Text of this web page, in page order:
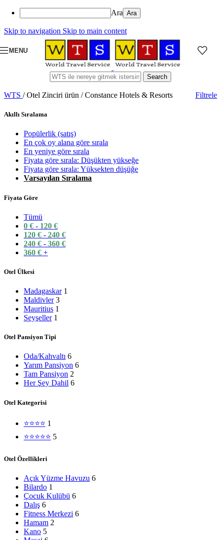
Ara
Skip to navigation Skip to main content
MENU
Search
WTS / Otel Zinciri ürün / Constance Hotels & Resorts Filtrele
Akıllı Sıralama
Popülerlik (satış)
En çok oy alana göre sırala
En yeniye göre sırala
Fiyata göre sırala: Düşükten yükseğe
Fiyata göre sırala: Yüksekten düşüğe
Varsayılan Sıralama
Fiyata Göre
Tümü
0 € - 120 €
120 € - 240 €
240 € - 360 €
360 € +
Otel Ülkesi
Madagaskar 1
Maldivler 3
Mauritius 1
Seyşeller 1
Otel Pansiyon Tipi
Oda/Kahvaltı 6
Yarım Pansiyon 6
Tam Pansiyon 2
Her Şey Dahil 6
Otel Kategorisi
⭐⭐⭐⭐ 1
⭐⭐⭐⭐⭐ 5
Otel Özellikleri
Açık Yüzme Havuzu 6
Bilardo 1
Çocuk Kulübü 6
Dalış 6
Fitness Merkezi 6
Hamam 2
Kano 5